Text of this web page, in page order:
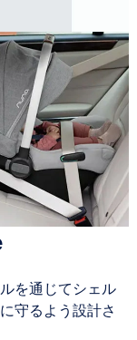
を通じてシェル
守るよう設計さ